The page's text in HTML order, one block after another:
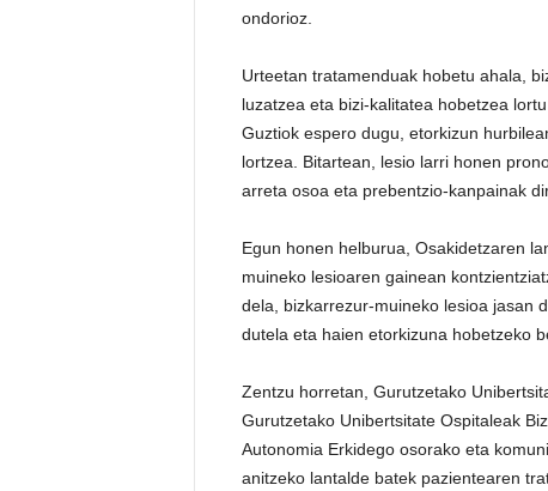
ondorioz.
Urteetan tratamenduak hobetu ahala,
luzatzea eta bizi-kalitatea hobetzea
Guztiok espero dugu, etorkizun
lortzea. Bitartean, lesio larri honen
arreta osoa eta prebentzio-kanpainak
Egun honen helburua, Osakidetzaren
muineko lesioaren gainean
dela, bizkarrezur-muineko lesioa jasan
dutela eta haien etorkizuna hobetzeko
Zentzu horretan, Gurutzetako
Gurutzetako Unibertsitate Ospitaleak
Autonomia Erkidego osorako eta
anitzeko lantalde batek pazientearen